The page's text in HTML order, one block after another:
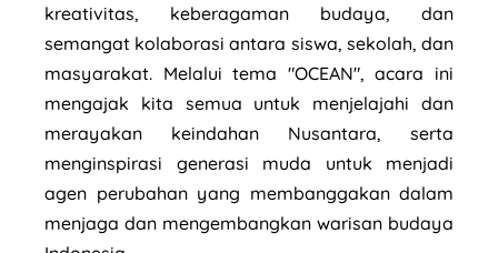
kreativitas, keberagaman budaya, dan
semangat kolaborasi antara siswa, sekolah, dan
masyarakat. Melalui tema "OCEAN", acara ini
mengajak kita semua untuk menjelajahi dan
merayakan keindahan Nusantara, serta
menginspirasi generasi muda untuk menjadi
agen perubahan yang membanggakan dalam
menjaga dan mengembangkan warisan budaya